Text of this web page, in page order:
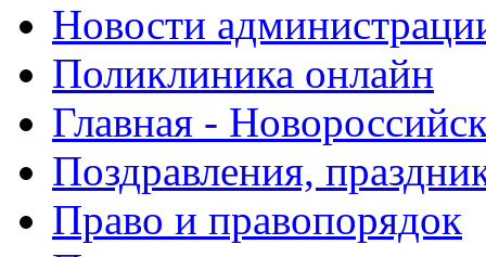
Новости
Поликлиника онлайн
Главная -
Поздравления,
Право и правопорядок